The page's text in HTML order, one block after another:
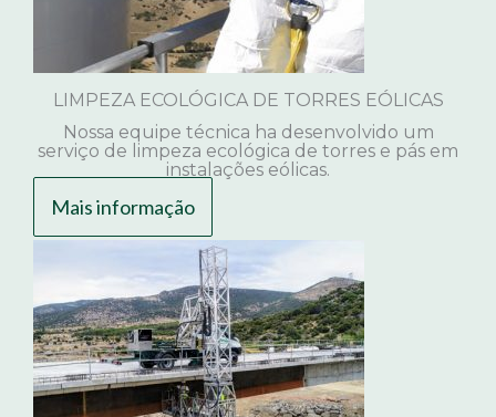
LIMPEZA ECOLÓGICA DE TORRES EÓLICAS
Nossa equipe técnica ha desenvolvido um
serviço de limpeza ecológica de torres e pás em
instalações eólicas.
Mais informação